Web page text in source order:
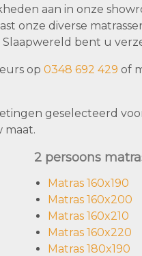
aan in onze
onze diverse
bent u
op 0348 692 429 of
geselecteerd
maat.
2 persoons
Matras 160x190
Matras 160x200
Matras 160x210
Matras 160x220
Matras 180x190